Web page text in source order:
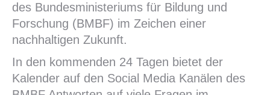
des Bundesministeriums für Bildung und
Forschung (BMBF) im Zeichen einer
nachhaltigen Zukunft.
In den kommenden 24 Tagen bietet der
Kalender auf den Social Media Kanälen des